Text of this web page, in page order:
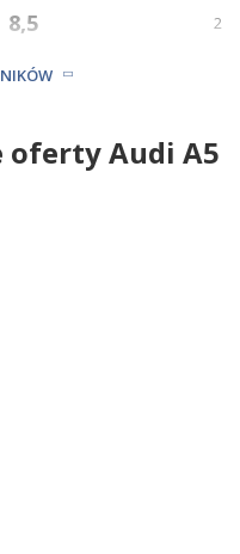
8,5 2
-
oferty Audi A5